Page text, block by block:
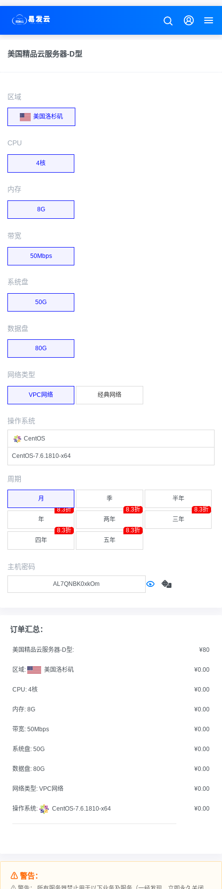
美国精品云服务器-D型
区域
美国洛杉矶
CPU
4核
内存
8G
带宽
50Mbps
系统盘
50G
数据盘
80G
网络类型
VPC网络 经典网络
操作系统
CentOS
CentOS-7.6.1810-x64
周期
月 季 半年
年
8.3折
两年
8.3折
三年
8.3折
四年
8.3折
五年
8.3折
主机密码
订单汇总：
美国精品云服务器-D型: ¥80
区域: 美国洛杉矶 ¥0.00
CPU: 4核 ¥0.00
内存: 8G ¥0.00
带宽: 50Mbps ¥0.00
系统盘: 50G ¥0.00
数据盘: 80G ¥0.00
网络类型: VPC网络 ¥0.00
操作系统: CentOS-7.6.1810-x64 ¥0.00
⚠ 警告：